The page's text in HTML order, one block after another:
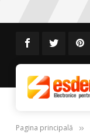
Pagina principală